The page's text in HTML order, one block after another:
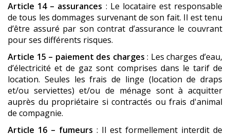
Article 14 – assurances : Le locataire est responsable
de tous les dommages survenant de son fait. Il est tenu
d’être assuré par son contrat d’assurance le couvrant
pour ses différents risques.
Article 15 – paiement des charges : Les charges d’eau,
d’électricité et de gaz sont comprises dans le tarif de
location. Seules les frais de linge (location de draps
et/ou serviettes) et/ou de ménage sont à acquitter
auprès du propriétaire si contractés ou frais d'animal
de compagnie.
Article 16 – fumeurs : Il est formellement interdit de